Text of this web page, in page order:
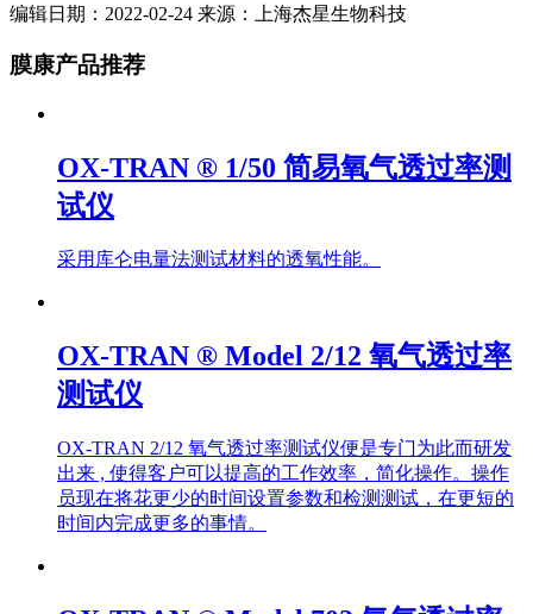
编辑日期：2022-02-24 来源：上海杰星生物科技
膜康产品推荐
OX-TRAN ® 1/50 简易氧气透过率测
试仪
采用库仑电量法测试材料的透氧性能。
OX-TRAN ® Model 2/12 氧气透过率
测试仪
OX-TRAN 2/12 氧气透过率测试仪便是专门为此而研发
出来 , 使得客户可以提高的工作效率，简化操作。操作
员现在将花更少的时间设置参数和检测测试，在更短的
时间内完成更多的事情。